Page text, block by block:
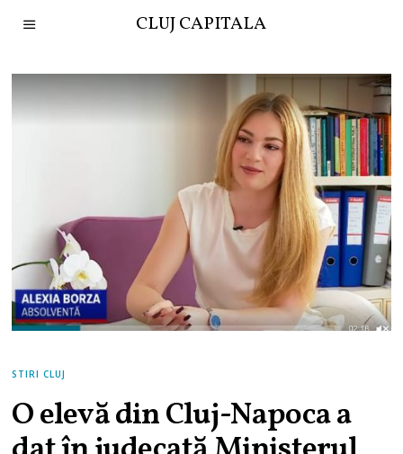
CLUJ CAPITALA
STIRI CLUJ
O elevă din Cluj-Napoca a